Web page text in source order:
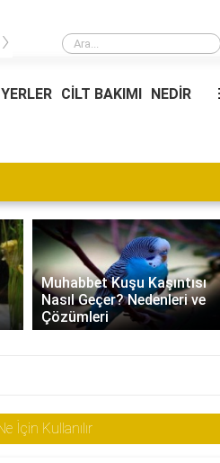
Kupa üzerine baskı nasıl yapılır?
›
CİLT BAKIMI NEDİR
Edamame Nedir? Faydaları,
Tüketimi ve Tarif Önerileri
İçin Kullanılır